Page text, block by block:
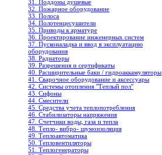
31. Поддоны душевые
32. Пожарное оборудование
33. Полоса
34. Полотенцесушители
35. Приводы к арматуре
36. Проектирование инженерных систем
37. Пусконаладка и ввод в эксплуатацию
оборудования
38. Радиаторы
39. Разрешения и сертификаты
40. Расширительные баки / гидроаккамуляторы
41. Сварочное оборудование и аксессуары
42. Системы отопления "Теплый пол"
43. Сифоны
44. Смесители
45. Средства учета теплопотребления
46. Стабилизаторы напряжения
47. Счетчики воды, газа и тепла
48. Тепло- вибро- шумоизоляция
49. Теплоавтоматика
50. Тепловентиляторы
51. Теплогенераторы